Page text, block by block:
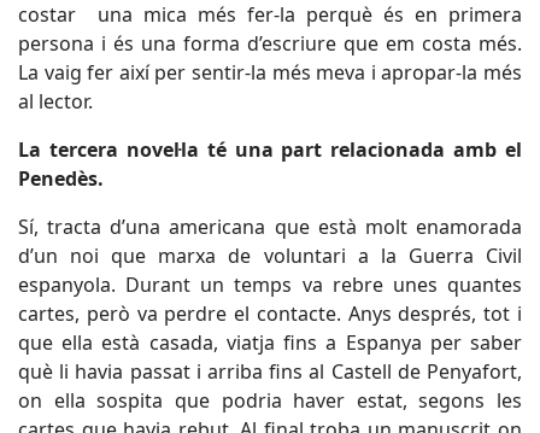
costar una mica més fer-la perquè és en primera
persona i és una forma d’escriure que em costa més.
La vaig fer així per sentir-la més meva i apropar-la més
al lector.
La tercera novel·la té una part relacionada amb el
Penedès.
Sí, tracta d’una americana que està molt enamorada
d’un noi que marxa de voluntari a la Guerra Civil
espanyola. Durant un temps va rebre unes quantes
cartes, però va perdre el contacte. Anys després, tot i
que ella està casada, viatja fins a Espanya per saber
què li havia passat i arriba fins al Castell de Penyafort,
on ella sospita que podria haver estat, segons les